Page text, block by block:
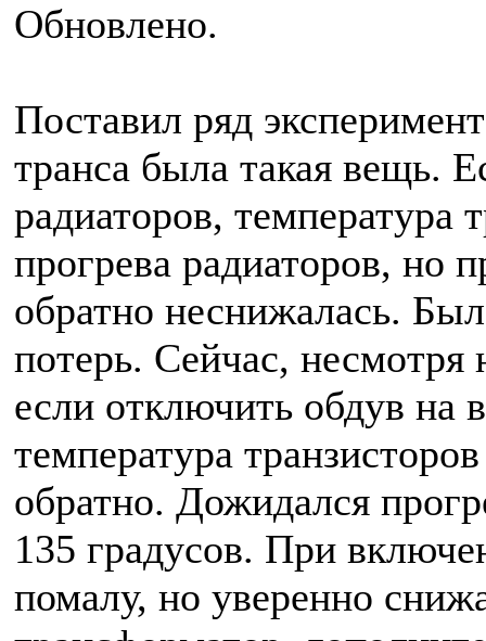
Обновлено.
Поставил ряд
транса была такая вещь.
радиаторов, температура
прогрева радиаторов, но
обратно неснижалась.
потерь. Сейчас, несмотря
если отключить обдув на
температура
обратно. Дожидался
135 градусов. При
помалу, но уверенно